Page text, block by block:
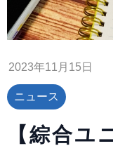
2023年11月15日
ニュース
【綜合ユ